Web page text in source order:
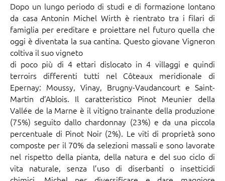
Dopo un lungo periodo di studi e di formazione lontano
da casa Antonin Michel Wirth è rientrato tra i filari di
famiglia per ereditare e proiettare nel futuro quella che
oggi è diventata la sua cantina. Questo giovane Vigneron
coltiva il suo vigneto
di poco più di 4 ettari dislocato in 4 villaggi e quindi
terroirs differenti tutti nel Côteaux meridionale di
Epernay: Moussy, Vinay, Brugny-Vaudancourt e Saint-
Martin d’Ablois. Il caratteristico Pinot Meunier della
Vallée de la Marne è il vitigno trainante della produzione
(75%) seguito dallo chardonnay (23%) e da una piccola
percentuale di Pinot Noir (2%). Le viti di proprietà sono
composte per il 70% da selezioni massali e sono lavorate
nel rispetto della pianta, della natura e del suo ciclo di
vita naturale, senza l’uso di diserbanti o insetticidi